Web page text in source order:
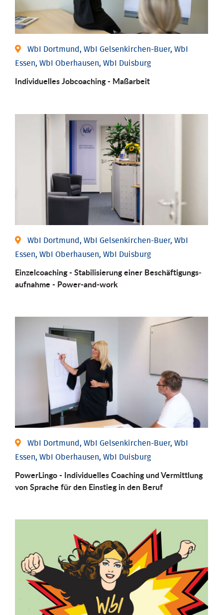
WbI Dortmund, WbI Gelsenkirchen-Buer, WbI
Essen, WbI Oberhausen, WbI Duisburg
Individu­elles Job­coaching - Maßarbeit
WbI Dortmund, WbI Gelsenkirchen-Buer, WbI
Essen, WbI Oberhausen, WbI Duisburg
Einzel­coaching - Stabili­sierung einer Be­schäftigungs­
aufnahme - Power-and-work
WbI Dortmund, WbI Gelsenkirchen-Buer, WbI
Essen, WbI Oberhausen, WbI Duisburg
PowerLingo - Individuelles Coaching und Vermittlung
von Sprache für den Einstieg in den Beruf